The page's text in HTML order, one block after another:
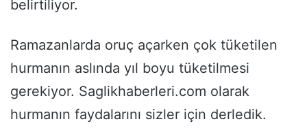
belirtiliyor.
Ramazanlarda oruç açarken çok tüketilen
hurmanın aslında yıl boyu tüketilmesi
gerekiyor. Saglikhaberleri.com olarak
hurmanın faydalarını sizler için derledik.